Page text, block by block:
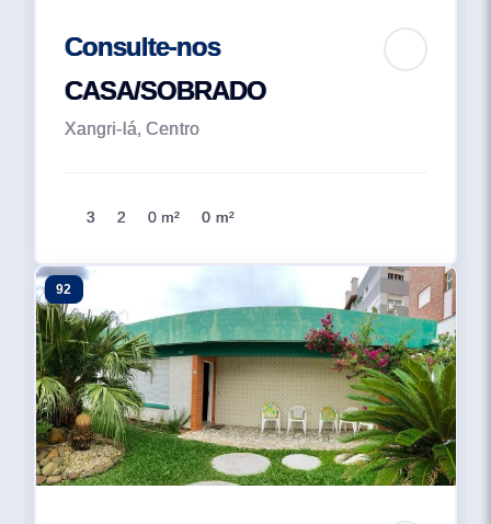
Consulte-nos
CASA/SOBRADO
Xangri-lá, Centro
3 2 0 m² 0 m²
92